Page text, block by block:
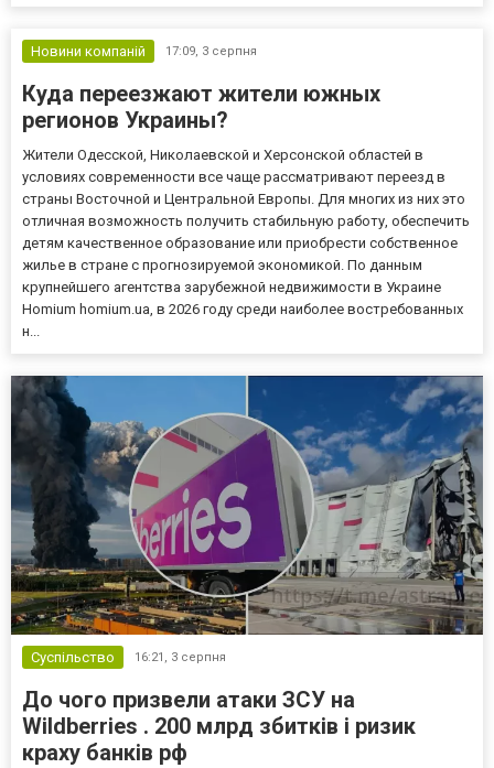
Новини компаній 17:09, 3 серпня
Куда переезжают жители южных
регионов Украины?
Жители Одесской, Николаевской и Херсонской областей в
условиях современности все чаще рассматривают переезд в
страны Восточной и Центральной Европы. Для многих из них это
отличная возможность получить стабильную работу, обеспечить
детям качественное образование или приобрести собственное
жилье в стране с прогнозируемой экономикой. По данным
крупнейшего агентства зарубежной недвижимости в Украине
Homium homium.ua, в 2026 году среди наиболее востребованных
н...
Суспільство 16:21, 3 серпня
До чого призвели атаки ЗСУ на
Wildberries . 200 млрд збитків і ризик
краху банків рф